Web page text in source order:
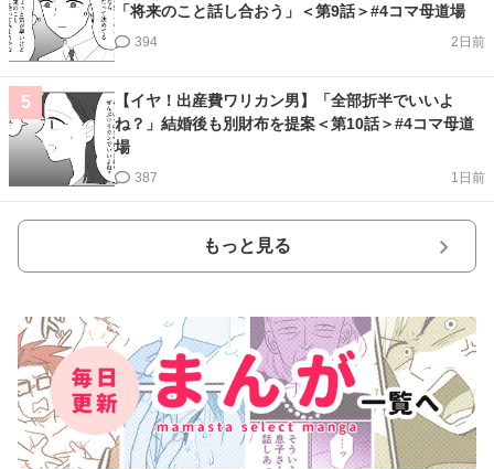
「将来のこと話し合おう」＜第9話＞#4コマ母道場
2日前
394
5
【イヤ！出産費ワリカン男】「全部折半でいいよ
ね？」結婚後も別財布を提案＜第10話＞#4コマ母道
場
1日前
387
もっと見る